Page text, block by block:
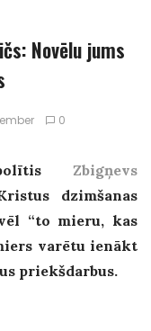
Novēlu jums
0
Zbigņevs
dzimšanas
“to mieru, kas
varētu ienākt
priekšdarbus.